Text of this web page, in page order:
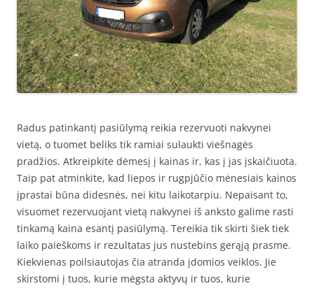
Radus patinkantį pasiūlymą reikia rezervuoti nakvynei
vietą, o tuomet beliks tik ramiai sulaukti viešnagės
pradžios. Atkreipkite dėmesį į kainas ir, kas į jas įskaičiuota.
Taip pat atminkite, kad liepos ir rugpjūčio mėnesiais kainos
įprastai būna didesnės, nei kitu laikotarpiu. Nepaisant to,
visuomet rezervuojant vietą nakvynei iš anksto galime rasti
tinkamą kaina esantį pasiūlymą. Tereikia tik skirti šiek tiek
laiko paieškoms ir rezultatas jus nustebins gerąją prasme.
Kiekvienas poilsiautojas čia atranda įdomios veiklos. Jie
skirstomi į tuos, kurie mėgsta aktyvų ir tuos, kurie